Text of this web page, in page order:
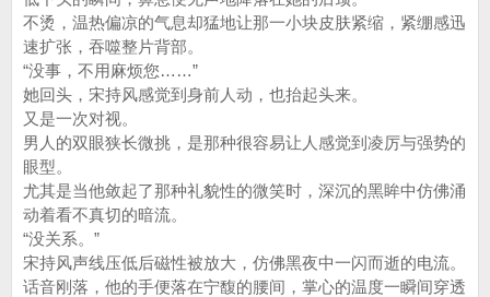
不烫，温热偏凉的气息却猛地让那一小块皮肤紧缩，紧绷感迅
速扩张，吞噬整片背部。
“没事，不用麻烦您……”
她回头，宋持风感觉到身前人动，也抬起头来。
又是一次对视。
男人的双眼狭长微挑，是那种很容易让人感觉到凌厉与强势的
眼型。
尤其是当他敛起了那种礼貌性的微笑时，深沉的黑眸中仿佛涌
动着看不真切的暗流。
“没关系。”
宋持风声线压低后磁性被放大，仿佛黑夜中一闪而逝的电流。
话音刚落，他的手便落在宁馥的腰间，掌心的温度一瞬间穿透